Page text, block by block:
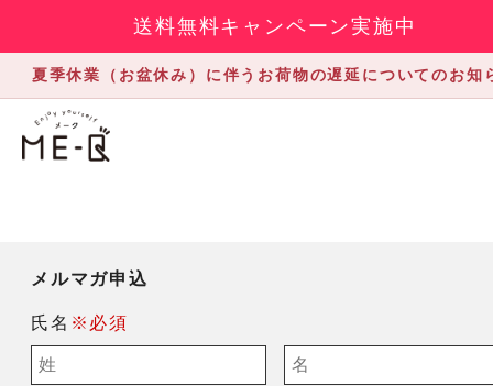
送料無料キャンペーン実施中
夏季休業（お盆休み）に伴うお荷物の遅延についてのお知
メルマガ申込
氏名 ※必須